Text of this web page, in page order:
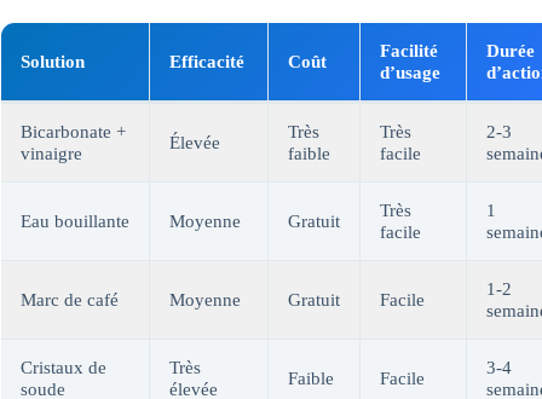
Solution Efficacité Coût
Facilité
d’usage
Durée
Bicarbonate +
vinaigre
Élevée
Très
faible
Très
facile
2-3
Eau bouillante Moyenne Gratuit
Très
facile
1
Marc de café Moyenne Gratuit Facile
1-2
Cristaux de
soude
Très
élevée
Faible Facile
3-4